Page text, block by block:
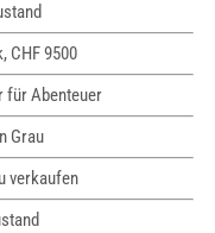
CHF 9500
für Abenteuer
Grau
verkaufen